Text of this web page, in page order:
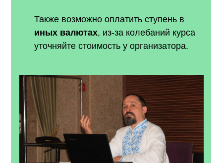
Также возможно оплатить ступень в
иных валютах, из-за колебаний курса
уточняйте стоимость у организатора.